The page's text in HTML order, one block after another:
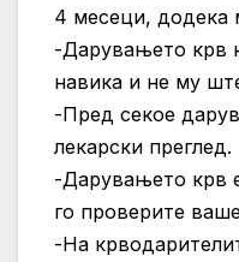
4 месеци, додека
-Дарувањето крв
навика и не му
-Пред секое
лекарски преглед.
-Дарувањето крв
го проверите
-На